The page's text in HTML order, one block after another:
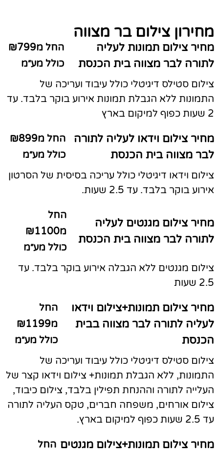
מחירון צילום בר מצווה
מחיר צילום תמונות לעליה
לתורה לבר מצווה בית הכנסת
החל מ₪799
כולל מע״מ
צילום סטילס דיגיטלי כולל עיבוד ועריכה של
התמונות ללא הגבלת תמונות אירוע בוקר בלבד. עד
2 שעות כפוף למיקום בארץ
מחיר צילום וידאו לעליה לתורה
לבר מצווה בית הכנסת
החל מ₪899
כולל מע״מ
צילום וידאו דיגיטלי כולל עריכה בסיסית של הסרטון
אירוע בוקר בלבד. עד 2.5 שעות.
מחיר צילום מגנטים לעליה
לתורה לבר מצווה בית הכנסת
החל
מ₪1100
כולל מע״מ
צילום מגנטים ללא הגבלה אירוע בוקר בלבד. עד
2.5 שעות
מחיר צילום תמונות+צילום וידאו
לעליה לתורה לבר מצווה בבית
הכנסת
החל
מ₪1199
כולל מע״מ
צילום סטילס דיגיטלי כולל עיבוד ועריכה של
התמונות, ללא הגבלת תמונות+ צילום וידאו קצר של
העלייה לתורה וההנחת תפילין בלבד, צילום כיבוד,
צילום אורחים, משפחה חברים, טקס העליה לתורה
עד 2.5 שעות כפוף למיקום בארץ.
מחיר צילום תמונות+צילום מגנטים החל